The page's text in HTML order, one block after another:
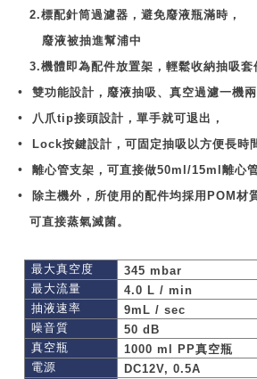
2.標配針筒過濾器，避免廢液瓶滿時，
廢液被抽進幫浦中
3.機體即為配件放置架，輕鬆收納抽吸套
• 雙功能設計，廢液抽吸、真空過濾一機兩
• 八爪tip接頭設計，單手就可退出，
• Lock按鍵設計，可固定抽吸以方便長時
• 離心管支架，可直接做50ml/15ml 離心
• 除主機外，所使用的配件均採用 POM 材
可直接蒸氣滅菌。
最大真空度
345 mbar
最大流量
4.0 L / min
抽液速率
9mL / sec
噪音質
50 dB
真空瓶
1000 ml PP真空瓶
電源
DC12V, 0.5A